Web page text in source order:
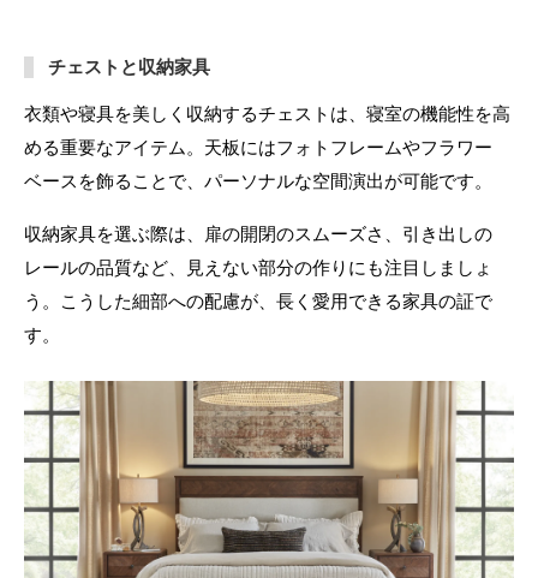
チェストと収納家具
衣類や寝具を美しく収納するチェストは、寝室の機能性を高
める重要なアイテム。天板にはフォトフレームやフラワー
ベースを飾ることで、パーソナルな空間演出が可能です。
収納家具を選ぶ際は、扉の開閉のスムーズさ、引き出しの
レールの品質など、見えない部分の作りにも注目しましょ
う。こうした細部への配慮が、長く愛用できる家具の証で
す。